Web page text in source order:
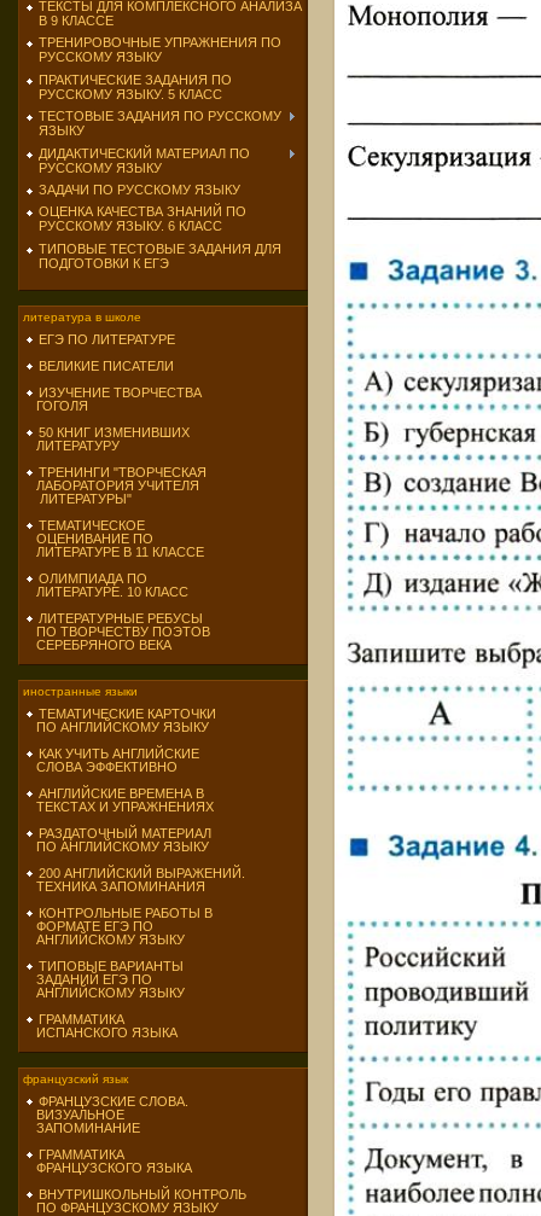
ТЕКСТЫ ДЛЯ КОМПЛЕКСНОГО АНАЛИЗА
В 9 КЛАССЕ
ТРЕНИРОВОЧНЫЕ УПРАЖНЕНИЯ ПО
РУССКОМУ ЯЗЫКУ
ПРАКТИЧЕСКИЕ ЗАДАНИЯ ПО
РУССКОМУ ЯЗЫКУ. 5 КЛАСС
ТЕСТОВЫЕ ЗАДАНИЯ ПО РУССКОМУ
ЯЗЫКУ
ДИДАКТИЧЕСКИЙ МАТЕРИАЛ ПО
РУССКОМУ ЯЗЫКУ
ЗАДАЧИ ПО РУССКОМУ ЯЗЫКУ
ОЦЕНКА КАЧЕСТВА ЗНАНИЙ ПО
РУССКОМУ ЯЗЫКУ. 6 КЛАСС
ТИПОВЫЕ ТЕСТОВЫЕ ЗАДАНИЯ ДЛЯ
ПОДГОТОВКИ К ЕГЭ
литература в школе
ЕГЭ ПО ЛИТЕРАТУРЕ
ВЕЛИКИЕ ПИСАТЕЛИ
ИЗУЧЕНИЕ ТВОРЧЕСТВА
ГОГОЛЯ
50 КНИГ ИЗМЕНИВШИХ
ЛИТЕРАТУРУ
ТРЕНИНГИ "ТВОРЧЕСКАЯ
ЛАБОРАТОРИЯ УЧИТЕЛЯ
ЛИТЕРАТУРЫ"
ТЕМАТИЧЕСКОЕ
ОЦЕНИВАНИЕ ПО
ЛИТЕРАТУРЕ В 11 КЛАССЕ
ОЛИМПИАДА ПО
ЛИТЕРАТУРЕ. 10 КЛАСС
ЛИТЕРАТУРНЫЕ РЕБУСЫ
ПО ТВОРЧЕСТВУ ПОЭТОВ
СЕРЕБРЯНОГО ВЕКА
иностранные языки
ТЕМАТИЧЕСКИЕ КАРТОЧКИ
ПО АНГЛИЙСКОМУ ЯЗЫКУ
КАК УЧИТЬ АНГЛИЙСКИЕ
СЛОВА ЭФФЕКТИВНО
АНГЛИЙСКИЕ ВРЕМЕНА В
ТЕКСТАХ И УПРАЖНЕНИЯХ
РАЗДАТОЧНЫЙ МАТЕРИАЛ
ПО АНГЛИЙСКОМУ ЯЗЫКУ
200 АНГЛИЙСКИЙ ВЫРАЖЕНИЙ.
ТЕХНИКА ЗАПОМИНАНИЯ
КОНТРОЛЬНЫЕ РАБОТЫ В
ФОРМАТЕ ЕГЭ ПО
АНГЛИЙСКОМУ ЯЗЫКУ
ТИПОВЫЕ ВАРИАНТЫ
ЗАДАНИЙ ЕГЭ ПО
АНГЛИЙСКОМУ ЯЗЫКУ
ГРАММАТИКА
ИСПАНСКОГО ЯЗЫКА
французский язык
ФРАНЦУЗСКИЕ СЛОВА.
ВИЗУАЛЬНОЕ
ЗАПОМИНАНИЕ
ГРАММАТИКА
ФРАНЦУЗСКОГО ЯЗЫКА
ВНУТРИШКОЛЬНЫЙ КОНТРОЛЬ
ПО ФРАНЦУЗСКОМУ ЯЗЫКУ